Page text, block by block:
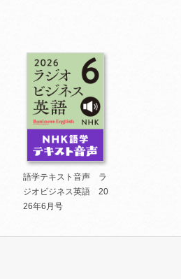
語学テキスト音声 ラ
ジオビジネス英語 20
26年6月号